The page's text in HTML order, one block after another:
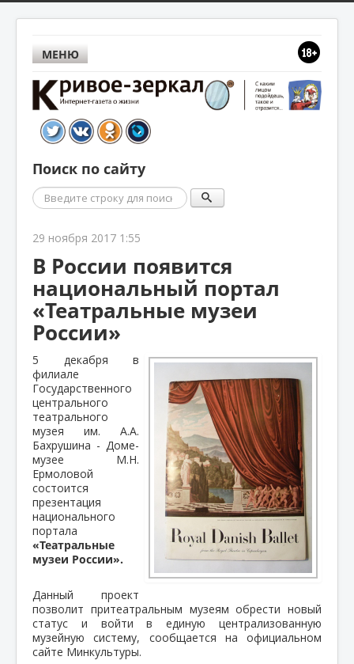
МЕНЮ
Поиск по сайту
Поиск
29 ноября 2017 1:55
В России появится
национальный портал
«Театральные музеи
России»
5 декабря в
филиале
Государственного
центрального
театрального
музея им. А.А.
Бахрушина - Доме-
музее М.Н.
Ермоловой
состоится
презентация
национального
портала
«Театральные
музеи России».
Данный проект
позволит притеатральным музеям обрести новый
статус и войти в единую централизованную
музейную систему, сообщается на официальном
сайте Минкультуры.